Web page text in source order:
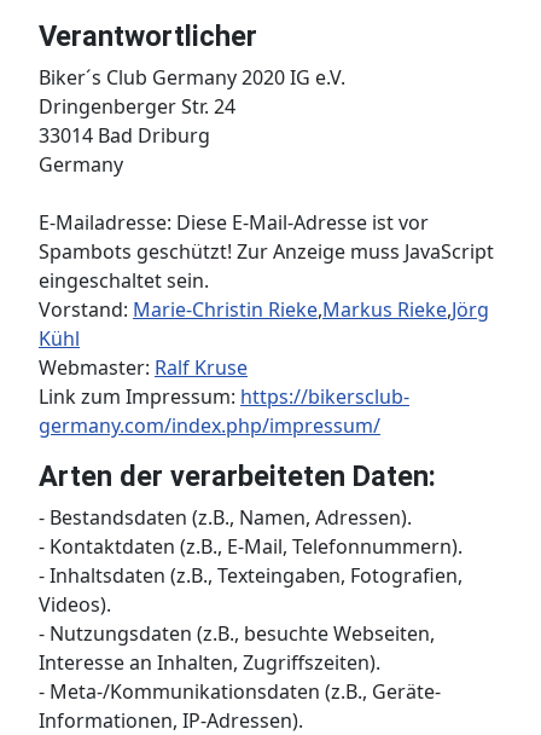
Verantwortlicher
Biker´s Club Germany 2020 IG e.V.
Dringenberger Str. 24
33014 Bad Driburg
Germany
E-Mailadresse: Diese E-Mail-Adresse ist vor
Spambots geschützt! Zur Anzeige muss JavaScript
eingeschaltet sein.
Vorstand: Marie-Christin Rieke,Markus Rieke,Jörg
Kühl
Webmaster: Ralf Kruse
Link zum Impressum: https://bikersclub-
germany.com/index.php/impressum/
Arten der verarbeiteten Daten:
- Bestandsdaten (z.B., Namen, Adressen).
- Kontaktdaten (z.B., E-Mail, Telefonnummern).
- Inhaltsdaten (z.B., Texteingaben, Fotografien,
Videos).
- Nutzungsdaten (z.B., besuchte Webseiten,
Interesse an Inhalten, Zugriffszeiten).
- Meta-/Kommunikationsdaten (z.B., Geräte-
Informationen, IP-Adressen).